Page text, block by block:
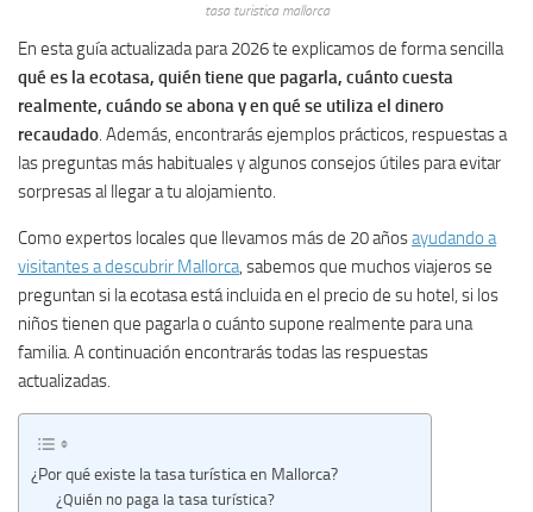
tasa turistica mallorca
En esta guía actualizada para 2026 te explicamos de forma sencilla
qué es la ecotasa, quién tiene que pagarla, cuánto cuesta
realmente, cuándo se abona y en qué se utiliza el dinero
recaudado . Además, encontrarás ejemplos prácticos, respuestas a
las preguntas más habituales y algunos consejos útiles para evitar
sorpresas al llegar a tu alojamiento.
Como expertos locales que llevamos más de 20 añosayudando a
visitantes a descubrir Mallorca , sabemos que muchos viajeros se
preguntan si la ecotasa está incluida en el precio de su hotel, si los
niños tienen que pagarla o cuánto supone realmente para una
familia. A continuación encontrarás todas las respuestas
actualizadas.
¿Por qué existe la tasa turística en Mallorca?
¿Quién no paga la tasa turística?